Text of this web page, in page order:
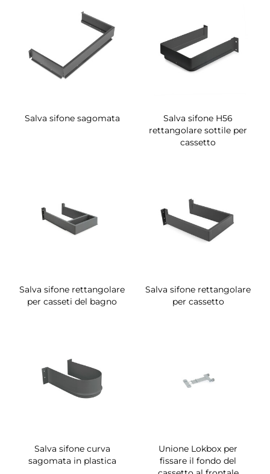
Salva sifone sagomata
Salva sifone H56
rettangolare sottile per
cassetto
Salva sifone rettangolare
per casseti del bagno
Salva sifone rettangolare
per cassetto
Salva sifone curva
sagomata in plastica
Unione Lokbox per
fissare il fondo del